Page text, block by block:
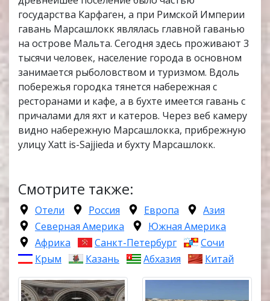
государства Карфаген, а при Римской Империи
гавань Марсашлокк являлась главной гаванью
на острове Мальта. Сегодня здесь проживают 3
тысячи человек, население города в основном
занимается рыболовством и туризмом. Вдоль
побережья городка тянется набережная с
ресторанами и кафе, а в бухте имеется гавань с
причалами для яхт и катеров. Через веб камеру
видно набережную Марсашлокка, прибрежную
улицу Xatt is-Sajjieda и бухту Марсашлокк.
Смотрите также:
Отели Россия Европа
Азия
Северная Америка
Южная Америка
Африка
Санкт-Петербург
Сочи
Крым
Казань Абхазия Китай